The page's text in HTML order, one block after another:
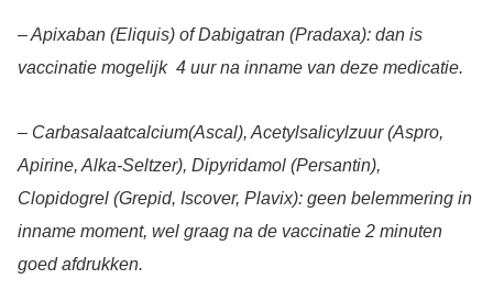
– Apixaban (Eliquis) of Dabigatran (Pradaxa): dan is
vaccinatie mogelijk 4 uur na inname van deze medicatie.
– Carbasalaatcalcium(Ascal), Acetylsalicylzuur (Aspro,
Apirine, Alka-Seltzer), Dipyridamol (Persantin),
Clopidogrel (Grepid, Iscover, Plavix): geen belemmering in
inname moment, wel graag na de vaccinatie 2 minuten
goed afdrukken.